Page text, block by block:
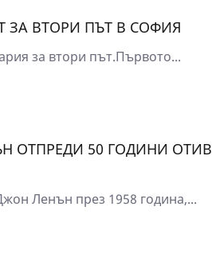
ЗА ВТОРИ ПЪТ В СОФИЯ
за втори път.Първото...
ОТПРЕДИ 50 ГОДИНИ
Ленън през 1958 година,...